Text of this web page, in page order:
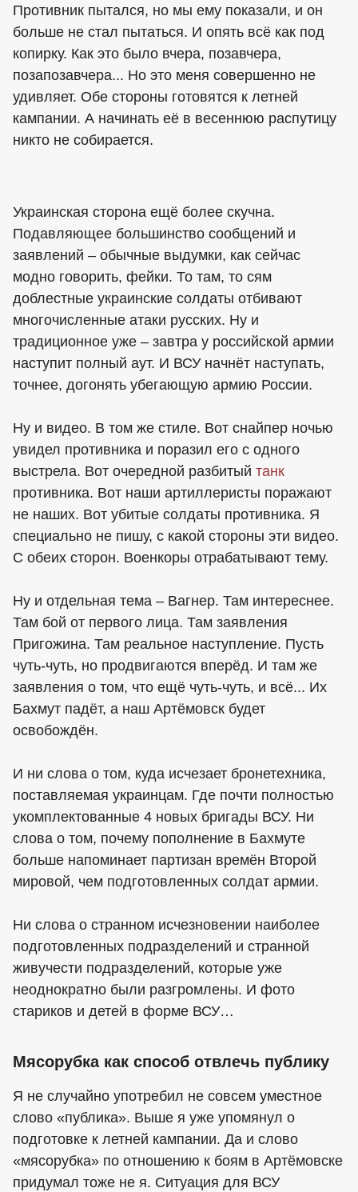
Противник пытался, но мы ему показали, и он
больше не стал пытаться. И опять всё как под
копирку. Как это было вчера, позавчера,
позапозавчера... Но это меня совершенно не
удивляет. Обе стороны готовятся к летней
кампании. А начинать её в весеннюю распутицу
никто не собирается.
Украинская сторона ещё более скучна.
Подавляющее большинство сообщений и
заявлений – обычные выдумки, как сейчас
модно говорить, фейки. То там, то сям
доблестные украинские солдаты отбивают
многочисленные атаки русских. Ну и
традиционное уже – завтра у российской армии
наступит полный аут. И ВСУ начнёт наступать,
точнее, догонять убегающую армию России.
Ну и видео. В том же стиле. Вот снайпер ночью
увидел противника и поразил его с одного
выстрела. Вот очередной разбитый танк
противника. Вот наши артиллеристы поражают
не наших. Вот убитые солдаты противника. Я
специально не пишу, с какой стороны эти видео.
С обеих сторон. Военкоры отрабатывают тему.
Ну и отдельная тема – Вагнер. Там интереснее.
Там бой от первого лица. Там заявления
Пригожина. Там реальное наступление. Пусть
чуть-чуть, но продвигаются вперёд. И там же
заявления о том, что ещё чуть-чуть, и всё... Их
Бахмут падёт, а наш Артёмовск будет
освобождён.
И ни слова о том, куда исчезает бронетехника,
поставляемая украинцам. Где почти полностью
укомплектованные 4 новых бригады ВСУ. Ни
слова о том, почему пополнение в Бахмуте
больше напоминает партизан времён Второй
мировой, чем подготовленных солдат армии.
Ни слова о странном исчезновении наиболее
подготовленных подразделений и странной
живучести подразделений, которые уже
неоднократно были разгромлены. И фото
стариков и детей в форме ВСУ…
Мясорубка как способ отвлечь публику
Я не случайно употребил не совсем уместное
слово «публика». Выше я уже упомянул о
подготовке к летней кампании. Да и слово
«мясорубка» по отношению к боям в Артёмовске
придумал тоже не я. Ситуация для ВСУ